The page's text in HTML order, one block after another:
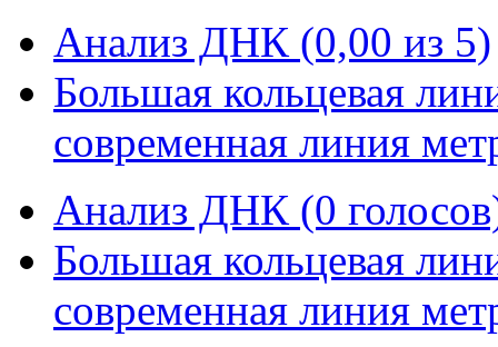
Анализ ДНК (0,00 из 5)
Большая кольцевая
современная линия
Анализ ДНК (0
Большая кольцевая
современная линия